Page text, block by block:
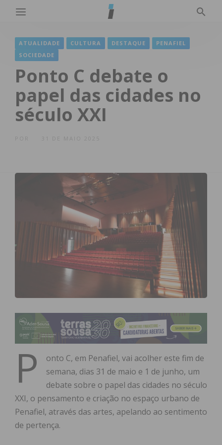
ATUALIDADE CULTURA DESTAQUE
PENAFIEL
SOCIEDADE
Ponto C debate o
papel das cidades no
século XXI
31 DE MAIO 2025
P
onto C, em Penafiel, vai acolher este fim de
semana, dias 31 de maio e 1 de junho, um
debate sobre o papel das cidades no século
XXI, o pensamento e criação no espaço urbano de
Penafiel, através das artes, apelando ao sentimento
de pertença.